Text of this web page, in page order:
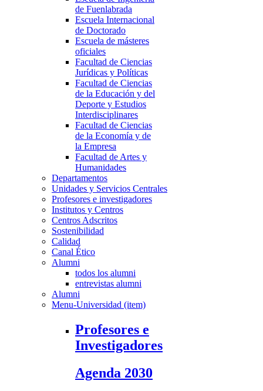
de Fuenlabrada
Escuela Internacional
de Doctorado
Escuela de másteres
oficiales
Facultad de Ciencias
Jurídicas y Políticas
Facultad de Ciencias
de la Educación y del
Deporte y Estudios
Interdisciplinares
Facultad de Ciencias
de la Economía y de
la Empresa
Facultad de Artes y
Humanidades
Departamentos
Unidades y Servicios Centrales
Profesores e investigadores
Institutos y Centros
Centros Adscritos
Sostenibilidad
Calidad
Canal Ético
Alumni
todos los alumni
entrevistas alumni
Alumni
Menu-Universidad (item)
Profesores e
Investigadores
Agenda 2030